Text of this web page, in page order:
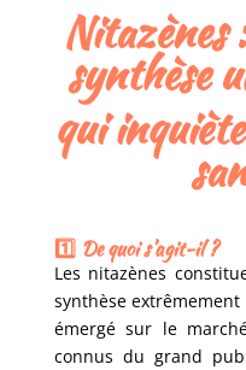
Nitazènes
synthèse
qui
1️⃣ De quoi s’agit-il ?
Les nitazènes
synthèse
émergé sur le
connus du grand